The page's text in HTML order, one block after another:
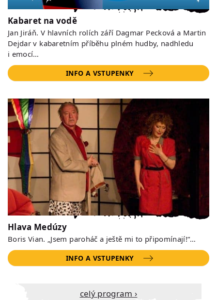
Kabaret na vodě
Jan Jiráň. V hlavních rolích září Dagmar Pecková a Martin
Dejdar v kabaretním příběhu plném hudby, nadhledu
i emocí…
INFO A VSTUPENKY
Hlava Medúzy
Boris Vian. „Jsem paroháč a ještě mi to připomínají!“…
INFO A VSTUPENKY
Celý program ›